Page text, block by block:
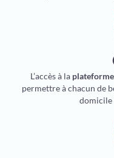
L’accès à la
permettre à chacun de
domicile